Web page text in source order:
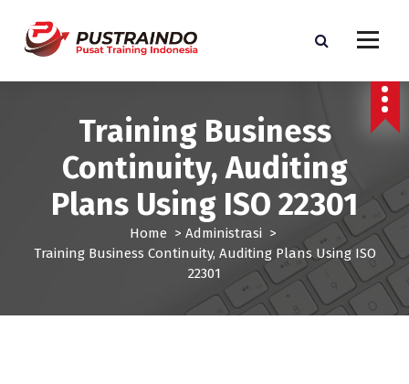
Training Business
Continuity, Auditing
Plans Using ISO 22301
Home > Administrasi>
Training Business Continuity, Auditing Plans Using ISO
22301